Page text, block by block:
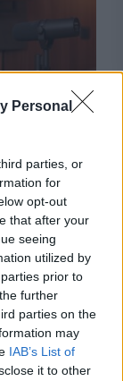
Personal
parties, or
for
opt-out
that after your
seeing
utilized by
prior to
further
parties on the
may
IAB’s List of
it to other
eliberare:
să duci”